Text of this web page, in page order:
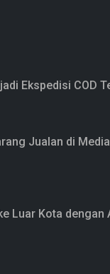
Ekspedisi COD
Jualan di
Luar Kota dengan